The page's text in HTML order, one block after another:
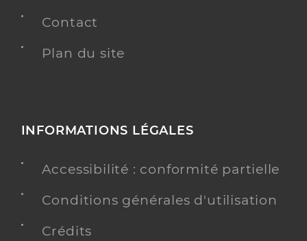
Contact
Plan du site
INFORMATIONS LÉGALES
Accessibilité : conformité partielle
Conditions générales d'utilisation
Crédits